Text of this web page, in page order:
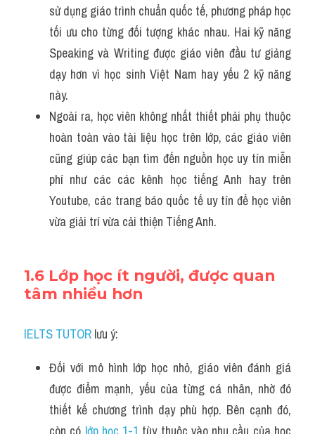
sử dụng giáo trình chuẩn quốc tế, phương pháp học
tối ưu cho từng đối tượng khác nhau. Hai kỹ năng
Speaking và Writing được giáo viên đầu tư giảng
dạy hơn vì học sinh Việt Nam hay yếu 2 kỹ năng
này.
Ngoài ra, học viên không nhất thiết phải phụ thuộc
hoàn toàn vào tài liệu học trên lớp, các giáo viên
cũng giúp các bạn tìm đến nguồn học uy tín miễn
phí như các các kênh học tiếng Anh hay trên
Youtube, các trang báo quốc tế uy tín để học viên
vừa giải trí vừa cải thiện Tiếng Anh.
1.6 Lớp học ít người, được quan
tâm nhiều hơn
IELTS TUTOR lưu ý:
Đối với mô hình lớp học nhỏ, giáo viên đánh giá
được điểm mạnh, yếu của từng cá nhân, nhờ đó
thiết kế chương trình dạy phù hợp. Bên cạnh đó,